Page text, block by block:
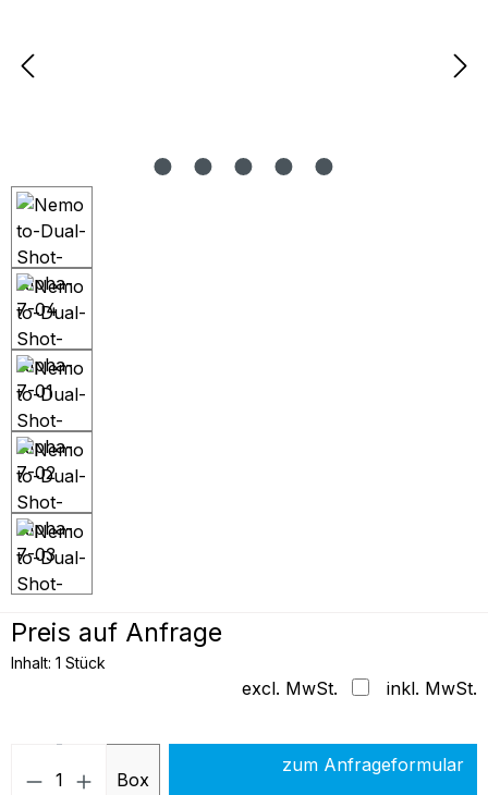
Preis auf Anfrage
Inhalt: 1 Stück
excl. MwSt. inkl. MwSt.
Produkt Anzahl: Gib den
Box
zum Anfrageformular